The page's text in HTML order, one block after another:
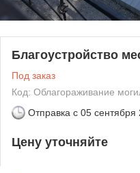
Благоустройство
Под заказ
Код: Облагораживание
Отправка с 05 сентября
Цену уточняйте